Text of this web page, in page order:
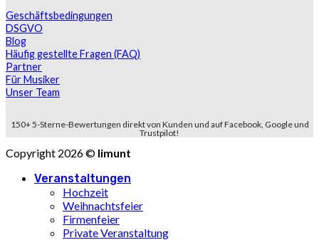
Geschäftsbedingungen
DSGVO
Blog
Häufig gestellte Fragen (FAQ)
Partner
Für Musiker
Unser Team
150+ 5-Sterne-Bewertungen direkt von Kunden und auf Facebook, Google und
Trustpilot!
Copyright 2026 © limunt
Veranstaltungen
Hochzeit
Weihnachtsfeier
Firmenfeier
Private Veranstaltung